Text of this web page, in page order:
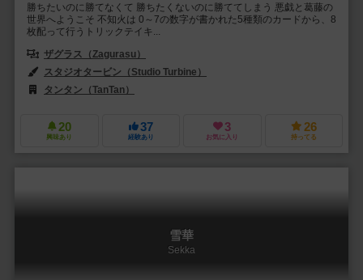
勝ちたいのに勝てなくて 勝ちたくないのに勝ててしまう 悪戯と葛藤の
世界へようこそ 不知火は 0～7の数字が書かれた5種類のカードから、8
枚配って行うトリックテイキ...
ザグラス（Zagurasu）
スタジオタービン（Studio Turbine）
タンタン（TanTan）
20
興味あり
37
経験あり
3
お気に入り
26
持ってる
雪華
Sekka